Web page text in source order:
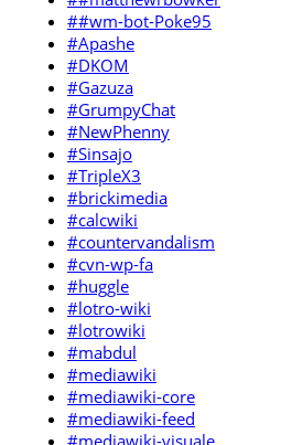
##wm-bot-Poke95
#Apashe
#DKOM
#Gazuza
#GrumpyChat
#NewPhenny
#Sinsajo
#TripleX3
#brickimedia
#calcwiki
#countervandalism
#cvn-wp-fa
#huggle
#lotro-wiki
#lotrowiki
#mabdul
#mediawiki
#mediawiki-core
#mediawiki-feed
#mediawiki-visuale....